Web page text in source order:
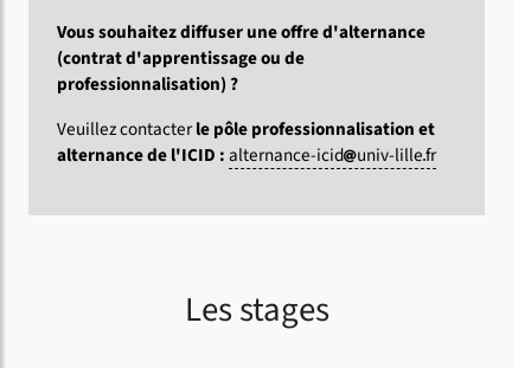
Vous souhaitez diffuser une offre d'alternance
(contrat d'apprentissage ou de
professionnalisation) ?
Veuillez contacterle pôle professionnalisation et
alternance de l'ICID :alternance-icid univ-lillefr
Les stages